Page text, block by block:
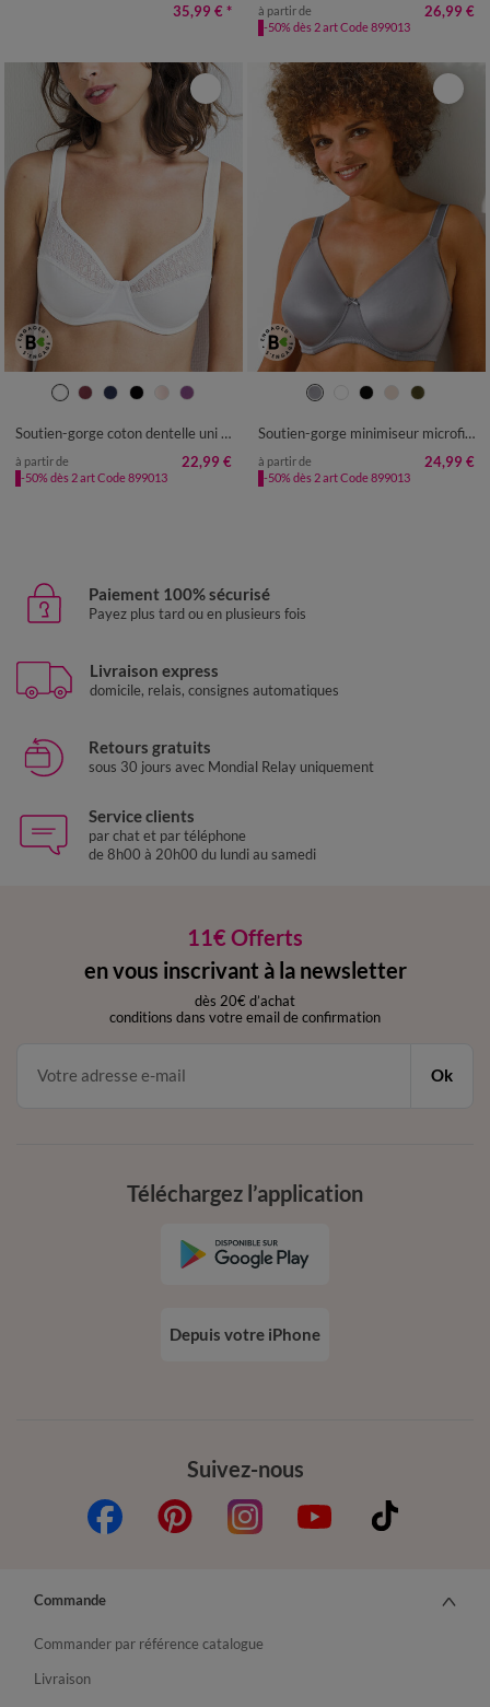
35,99 € * à partir de 26,99 €
-50% dès 2 art Code 899013
Soutien-gorge coton dentelle uni Coria - avec armatures
à partir de 22,99 €
-50% dès 2 art Code 899013
Soutien-gorge minimiseur microfibre toute douce - avec armatures
à partir de 24,99 €
-50% dès 2 art Code 899013
Paiement 100% sécurisé
Payez plus tard ou en plusieurs fois
Livraison express
domicile, relais, consignes automatiques
Retours gratuits
sous 30 jours avec Mondial Relay uniquement
Service clients
par chat et par téléphone
de 8h00 à 20h00 du lundi au samedi
11€ Offerts
en vous inscrivant à la newsletter
dès 20€ d’achat
conditions dans votre email de confirmation
Ok
Suivez-nous
Téléchargez l’application
Depuis votre iPhone
Commande
Commander par référence catalogue
Livraison